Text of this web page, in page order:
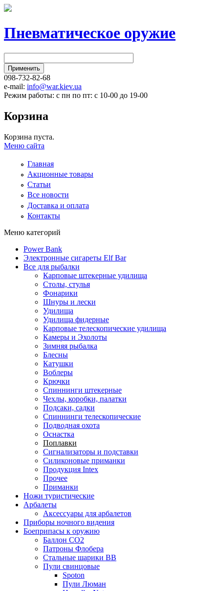
Пневматическое оружие
098-732-82-68
e-mail: info@war.kiev.ua
Режим работы: с пн по пт: с 10-00 до 19-00
Корзина
Корзина пуста.
Меню сайта
Главная
Акционные товары
Статьи
Все новости
Доставка и оплата
Контакты
Меню категорий
Power Bank
Электронные сигареты Elf Bar
Все для рыбалки
Карповые штекерные удилища
Столы, стулья
Фонарики
Шнуры и лески
Удилища
Удилища фидерные
Карповые телескопические удилища
Камеры и Эхолоты
Зимняя рыбалка
Блесны
Катушки
Воблеры
Крючки
Спиннинги штекерные
Чехлы, коробки, палатки
Подсаки, садки
Спиннинги телескопические
Подводная охота
Оснастка
Поплавки
Сигнализаторы и подставки
Силиконовые приманки
Продукция Intex
Прочее
Приманки
Ножи туристические
Арбалеты
Аксессуары для арбалетов
Приборы ночного видения
Боеприпасы к оружию
Баллон CO2
Патроны Флобера
Стальные шарики ВВ
Пули свинцовые
Spoton
Пули Люман